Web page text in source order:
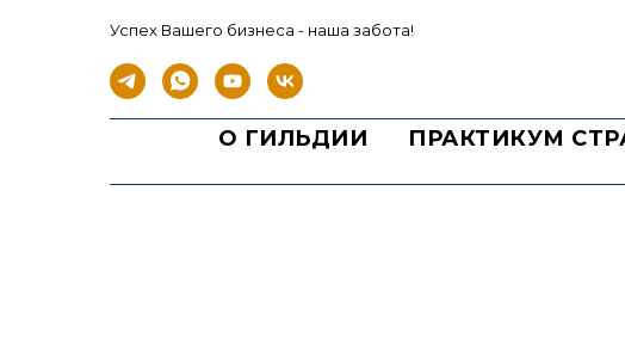
Успех Вашего бизнеса - наша забота!
О ГИЛЬДИИ ПРАКТИКУМ